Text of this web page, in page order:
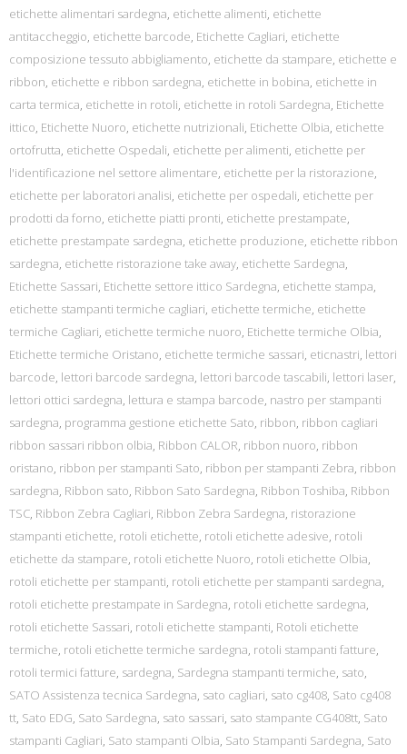
etichette alimentari sardegna, etichette alimenti, etichette
antitaccheggio, etichette barcode, Etichette Cagliari, etichette
composizione tessuto abbigliamento, etichette da stampare, etichette e
ribbon, etichette e ribbon sardegna, etichette in bobina, etichette in
carta termica, etichette in rotoli, etichette in rotoli Sardegna, Etichette
ittico, Etichette Nuoro, etichette nutrizionali, Etichette Olbia, etichette
ortofrutta, etichette Ospedali, etichette per alimenti, etichette per
l'identificazione nel settore alimentare, etichette per la ristorazione,
etichette per laboratori analisi, etichette per ospedali, etichette per
prodotti da forno, etichette piatti pronti, etichette prestampate,
etichette prestampate sardegna, etichette produzione, etichette ribbon
sardegna, etichette ristorazione take away, etichette Sardegna,
Etichette Sassari, Etichette settore ittico Sardegna, etichette stampa,
etichette stampanti termiche cagliari, etichette termiche, etichette
termiche Cagliari, etichette termiche nuoro, Etichette termiche Olbia,
Etichette termiche Oristano, etichette termiche sassari, eticnastri, lettori
barcode, lettori barcode sardegna, lettori barcode tascabili, lettori laser,
lettori ottici sardegna, lettura e stampa barcode, nastro per stampanti
sardegna, programma gestione etichette Sato, ribbon, ribbon cagliari
ribbon sassari ribbon olbia, Ribbon CALOR, ribbon nuoro, ribbon
oristano, ribbon per stampanti Sato, ribbon per stampanti Zebra, ribbon
sardegna, Ribbon sato, Ribbon Sato Sardegna, Ribbon Toshiba, Ribbon
TSC, Ribbon Zebra Cagliari, Ribbon Zebra Sardegna, ristorazione
stampanti etichette, rotoli etichette, rotoli etichette adesive, rotoli
etichette da stampare, rotoli etichette Nuoro, rotoli etichette Olbia,
rotoli etichette per stampanti, rotoli etichette per stampanti sardegna,
rotoli etichette prestampate in Sardegna, rotoli etichette sardegna,
rotoli etichette Sassari, rotoli etichette stampanti, Rotoli etichette
termiche, rotoli etichette termiche sardegna, rotoli stampanti fatture,
rotoli termici fatture, sardegna, Sardegna stampanti termiche, sato,
SATO Assistenza tecnica Sardegna, sato cagliari, sato cg408, Sato cg408
tt, Sato EDG, Sato Sardegna, sato sassari, sato stampante CG408tt, Sato
stampanti Cagliari, Sato stampanti Olbia, Sato Stampanti Sardegna, Sato